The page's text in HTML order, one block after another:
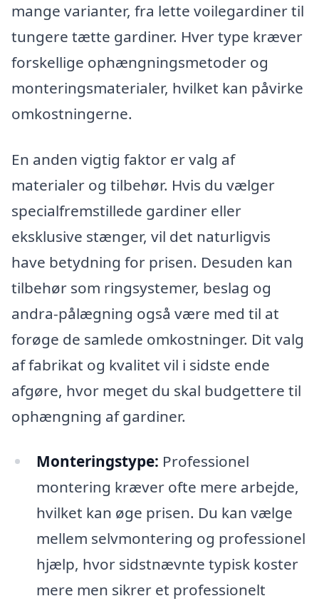
mange varianter, fra lette voilegardiner til
tungere tætte gardiner. Hver type kræver
forskellige ophængningsmetoder og
monteringsmaterialer, hvilket kan påvirke
omkostningerne.
En anden vigtig faktor er valg af
materialer og tilbehør. Hvis du vælger
specialfremstillede gardiner eller
eksklusive stænger, vil det naturligvis
have betydning for prisen. Desuden kan
tilbehør som ringsystemer, beslag og
andra-pålægning også være med til at
forøge de samlede omkostninger. Dit valg
af fabrikat og kvalitet vil i sidste ende
afgøre, hvor meget du skal budgettere til
ophængning af gardiner.
Monteringstype: Professionel
montering kræver ofte mere arbejde,
hvilket kan øge prisen. Du kan vælge
mellem selvmontering og professionel
hjælp, hvor sidstnævnte typisk koster
mere men sikrer et professionelt